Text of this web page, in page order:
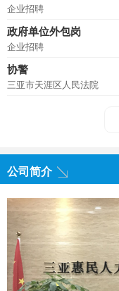
企业招聘
政府单位外包岗
企业招聘
协警
三亚市天涯区人民法院
公司简介